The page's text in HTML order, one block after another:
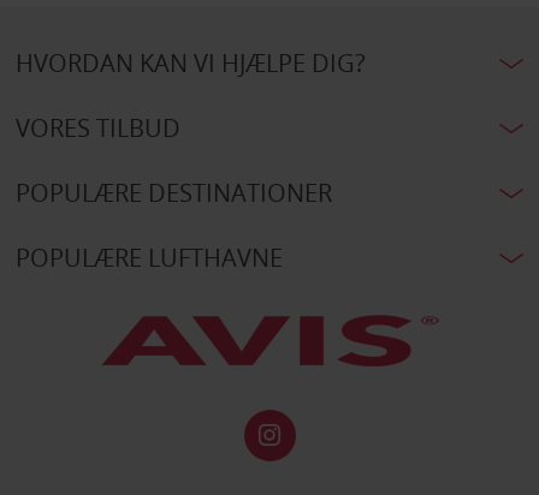
HVORDAN KAN VI HJÆLPE DIG?
VORES TILBUD
POPULÆRE DESTINATIONER
POPULÆRE LUFTHAVNE